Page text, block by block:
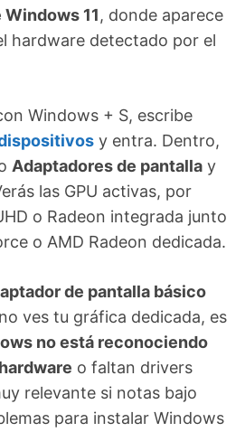
11, donde aparece
hardware detectado por el
Windows + S, escribe
y entra. Dentro,
Adaptadores de pantalla y
las GPU activas, por
o Radeon integrada junto
o AMD Radeon dedicada.
de pantalla básico
ves tu gráfica dedicada, es
no está reconociendo
o faltan drivers
relevante si notas bajo
para instalar Windows